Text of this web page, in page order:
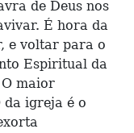
de Deus nos
É hora da
e voltar para o
Espiritual da
maior
da igreja é o